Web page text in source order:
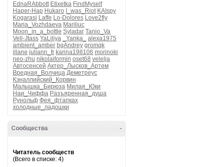
EdnaRAbbott Etixetka FindMyself
Haper-Hap Hukaro I_was_Riot KAIspy
Kogarasi Laffe Lo-Dolores Love2fly
Maria_Vozhdaeva Mariliuc
Moon_in_a_bottle Syladar Tanio_Va
Vell-Jtass YaLiliya _Yanka_
alexa1975
ambient_amber bgAndrey gromqk
illane juliann_fr karina198106 morinoki
neo-zhu nikolaiformin oset68 velelja
Автосенсей Актер_Лысков_Артем
Вредная_Волчица Деметреус
Кэналлийский_Корвин
Малышка_Бирюза Милая_Юки
Наи_Чиффа Разъяренная_душа
Рунольф Фея_фтапках
холодные_ладошки
-
Сообщества
Читатель сообществ
(Всего в списке: 4)